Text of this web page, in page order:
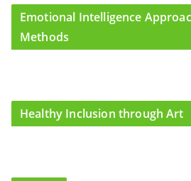
Emotional Intelligence
Methods
Healthy Inclusion through Art